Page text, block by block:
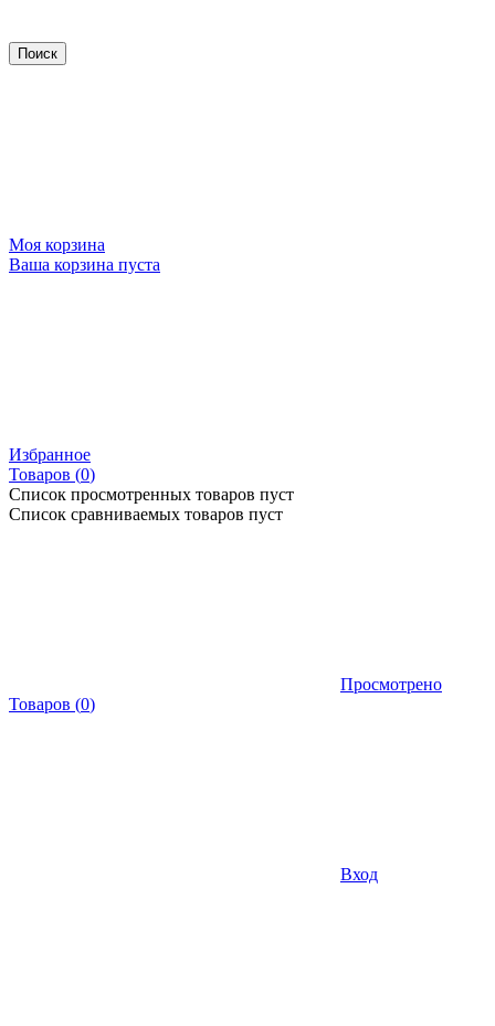
Моя корзина
Ваша корзина пуста
Избранное
Товаров (0)
Список просмотренных товаров пуст
Список сравниваемых товаров пуст
Просмотрено
Товаров (0)
Вход